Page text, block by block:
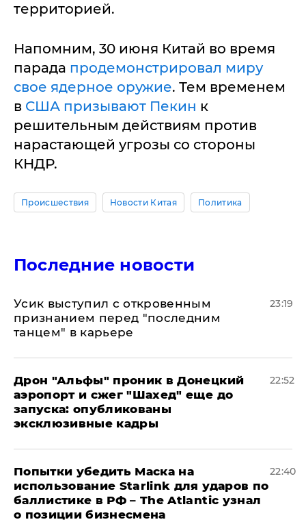
территорией.
Напомним, 30 июня Китай во время
парада продемонстрировал миру
свое ядерное оружие. Тем временем
в США призывают Пекин к
решительным действиям против
нарастающей угрозы со стороны
КНДР.
Происшествия Новости Китая Политика
Последние новости
Усик выступил с откровенным
признанием перед "последним
танцем" в карьере
23:19
Дрон "Альфы" проник в Донецкий
аэропорт и сжег "Шахед" еще до
запуска: опубликованы
эксклюзивные кадры
22:52
Попытки убедить Маска на
использование Starlink для ударов по
баллистике в РФ – The Atlantic узнал
о позиции бизнесмена
22:40